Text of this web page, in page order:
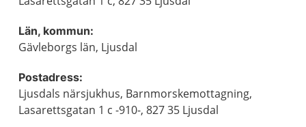
Län, kommun:
Gävleborgs län, Ljusdal
Postadress:
Ljusdals närsjukhus, Barnmorskemottagning,
Lasarettsgatan 1 c -910-, 827 35 Ljusdal